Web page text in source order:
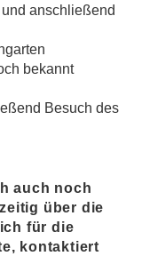
anschließend
bekannt
Besuch des
auch noch
über die
für die
kontaktiert